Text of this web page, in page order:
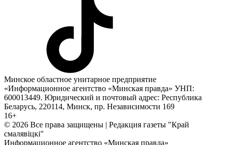
Минское областное унитарное предприятие
«Информационное агентство «Минская правда» УНП:
600013449. Юридический и почтовый адрес: Республика
Беларусь, 220114, Минск, пр. Независимости 169
16+
© 2026 Все права защищены | Редакция газеты "Край
смалявiцкi"
Информационное агентство «Минская правда»